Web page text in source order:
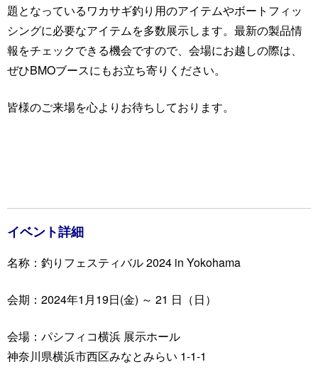
題となっているワカサギ釣り用のアイテムやボートフィッ
シングに必要なアイテムを多数展示します。最新の製品情
報をチェックできる機会ですので、会場にお越しの際は、
ぜひBMOブースにもお立ち寄りください。
皆様のご来場を心よりお待ちしております。
イベント詳細
名称：釣りフェスティバル 2024 in Yokohama
会期：2024年1月19日(金) ～ 21 日（日）
会場：パシフィコ横浜 展示ホール
神奈川県横浜市西区みなとみらい 1-1-1